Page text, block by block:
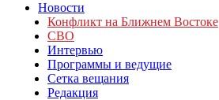
Новости
Конфликт на Ближнем Востоке
СВО
Интервью
Программы и ведущие
Сетка вещания
Редакция